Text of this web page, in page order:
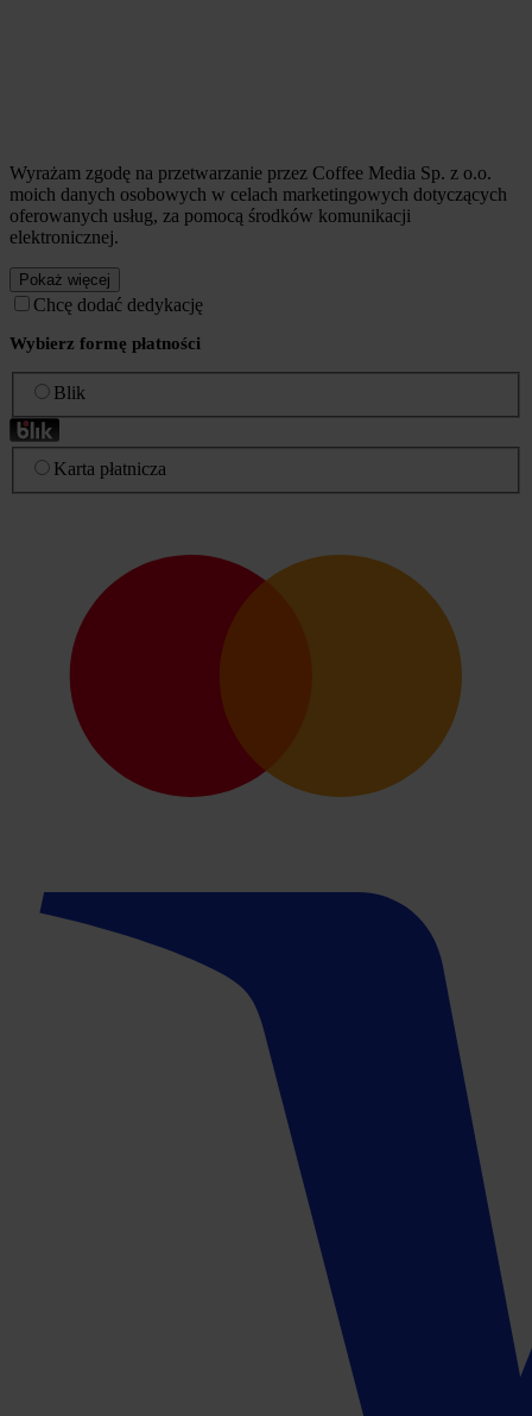
Wyrażam zgodę na przetwarzanie przez Coffee Media Sp. z o.o.
moich danych osobowych w celach marketingowych dotyczących
oferowanych usług, za pomocą środków komunikacji
elektronicznej.
Pokaż więcej
Chcę dodać dedykację
Wybierz formę płatności
Blik
Karta płatnicza